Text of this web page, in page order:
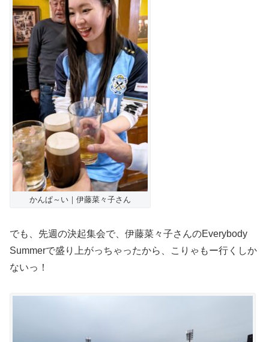
かんぱ～い｜伊藤菜々子さん
でも、先週の決起集会で、伊藤菜々子さんのEverybody
Summerで盛り上がっちゃったから、こりゃもー行くしか
ないっ！